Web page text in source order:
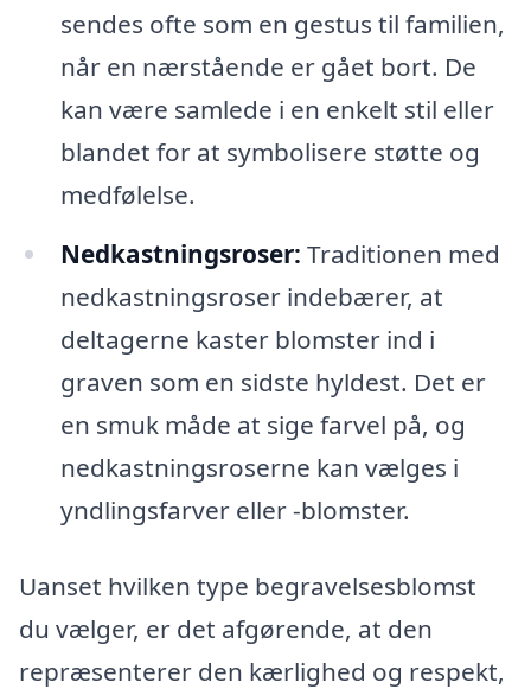
sendes ofte som en gestus til familien,
når en nærstående er gået bort. De
kan være samlede i en enkelt stil eller
blandet for at symbolisere støtte og
medfølelse.
Nedkastningsroser: Traditionen med
nedkastningsroser indebærer, at
deltagerne kaster blomster ind i
graven som en sidste hyldest. Det er
en smuk måde at sige farvel på, og
nedkastningsroserne kan vælges i
yndlingsfarver eller -blomster.
Uanset hvilken type begravelsesblomst
du vælger, er det afgørende, at den
repræsenterer den kærlighed og respekt,